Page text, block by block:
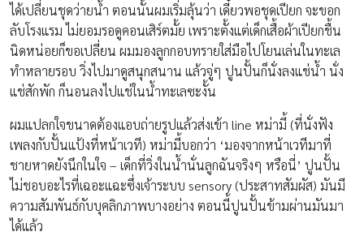
ได้เปลี่ยนชุดว่ายน้ำ ตอนนั้นผมเริ่มลุ้นว่า เดี๋ยวพอชุดเปียก จะขอก
ลับโรงแรม ไม่ยอมรอดูคอนเสิร์ตมั้ย เพราะตั้งแต่เด็กเสื้อผ้าเปียกชื้น
นิดหน่อยก็ขอเปลี่ยน ผมมองลูกกอบทรายใส่มือไปโยนเล่นในทะเล
ทำหลายรอบ วิ่งไปมาดูสนุกสนาน แล้วจู่ๆ ปูนปั้นก็นั่งลงแช่น้ำ นั่ง
แช่สักพัก ก็นอนลงไปแช่ในน้ำทะเลซะงั้น
ผมแปลกใจขนาดต้องแอบถ่ายรูปแล้วส่งเข้า line หม่ามี้ (ที่นั่งฟัง
เพลงกับปั้นแป้งที่หน้าเวที) หม่ามี้บอกว่า ‘มองจากหน้าเวทีมาที่
ชายหาดยังนึกในใจ – เด็กที่วิ่งในน้ำนั่นลูกฉันจริงๆ หรือนี่’ ปูนปั้น
ไม่ชอบอะไรที่เฉอะแฉะซึ่งเจ้าระบบ sensory (ประสาทสัมผัส) มันมี
ความสัมพันธ์กับบุคลิกภาพบางอย่าง ตอนนี้ปูนปั้นข้ามผ่านมันมา
ได้แล้ว